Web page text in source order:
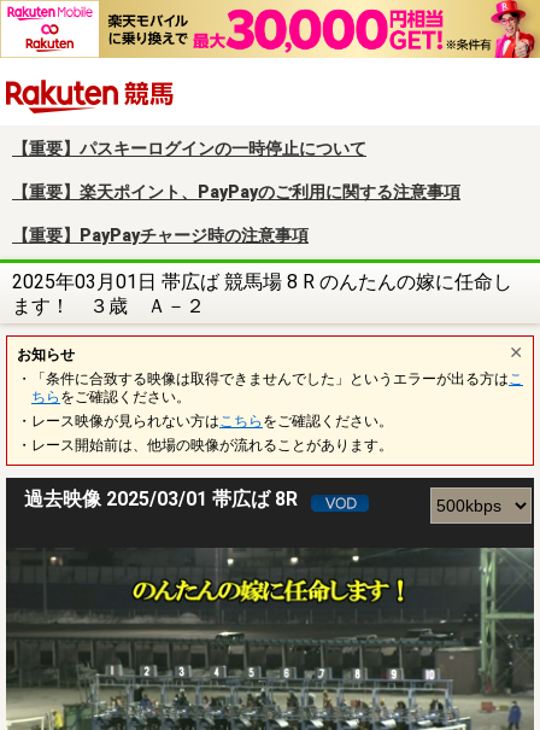
【重要】パスキーログインの一時停止について
【重要】楽天ポイント、PayPayのご利用に関する注意事項
【重要】PayPayチャージ時の注意事項
2025年03月01日 帯広ば 競馬場 8 R のんたんの嫁に任命し
ます！ ３歳 Ａ－２
お知らせ
・「条件に合致する映像は取得できませんでした」というエラーが出る方は こ
ちら をご確認ください。
・レース映像が見られない方は こちら をご確認ください。
・レース開始前は、他場の映像が流れることがあります。
過去映像 2025/03/01 帯広ば 8R